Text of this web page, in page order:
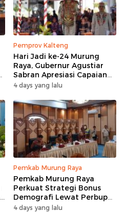
Pemprov Kalteng
Hari Jadi ke-24 Murung
Raya, Gubernur Agustiar
Sabran Apresiasi Capaian
Pembangunan
4 days yang lalu
Pemkab Murung Raya
Pemkab Murung Raya
Perkuat Strategi Bonus
Demografi Lewat Perbup
Nomor 14 Tahun 2026
4 days yang lalu